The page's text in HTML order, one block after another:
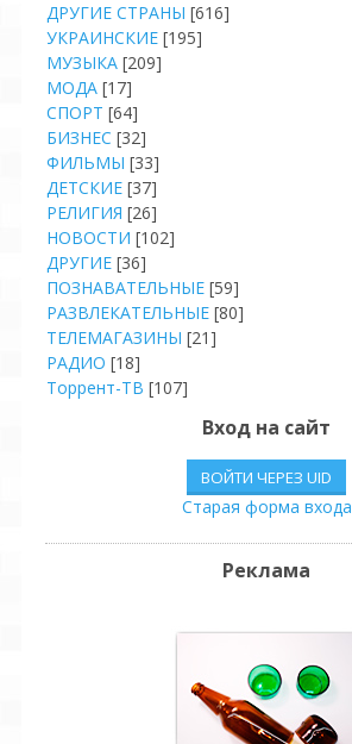
ДРУГИЕ СТРАНЫ [616]
УКРАИНСКИЕ [195]
МУЗЫКА [209]
МОДА [17]
СПОРТ [64]
БИЗНЕС [32]
ФИЛЬМЫ [33]
ДЕТСКИЕ [37]
РЕЛИГИЯ [26]
НОВОСТИ [102]
ДРУГИЕ [36]
ПОЗНАВАТЕЛЬНЫЕ [59]
РАЗВЛЕКАТЕЛЬНЫЕ [80]
ТЕЛЕМАГАЗИНЫ [21]
РАДИО [18]
Торрент-ТВ [107]
Вход на сайт
ВОЙТИ ЧЕРЕЗ UID
Старая форма входа
Реклама